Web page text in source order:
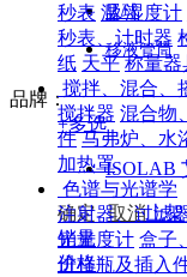
秒表 温/湿度计
秒表、计时器
纸 天平 称量器
搅拌、混合、
搅拌器 混合物
件 马弗炉、水
加热罩
色谱与光谱学
注射器、过滤
光光度计 盒子
进样瓶及插入
吸球
移液管筒
品牌：
+多选
ISOLAB
确定 取消上架
销量
价格